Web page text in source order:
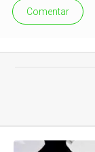
Comentar